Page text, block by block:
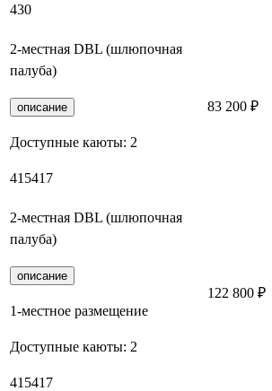
430
2-местная DBL (шлюпочная
палуба)
описание
Доступные каюты: 2
415417
83 200 ₽
2-местная DBL (шлюпочная
палуба)
описание
1-местное размещение
Доступные каюты: 2
415417
122 800 ₽